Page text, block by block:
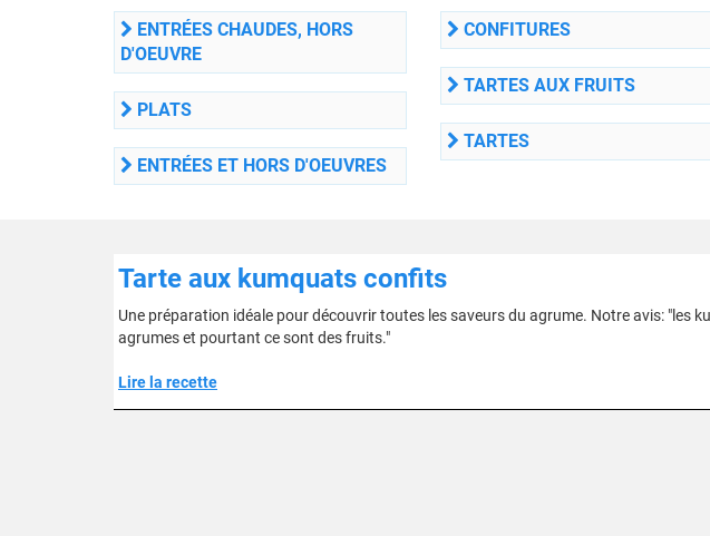
ENTRÉES CHAUDES, HORS
D'OEUVRE
PLATS
ENTRÉES ET HORS D'OEUVRES
CONFITURES
TARTES AUX FRUITS
TARTES
Tarte aux kumquats confits
Une préparation idéale pour découvrir toutes les saveurs du agrume. Notre avis: "les
agrumes et pourtant ce sont des fruits."
Lire la recette